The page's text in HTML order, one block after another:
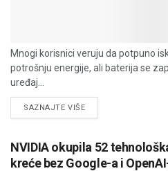
Mnogi korisnici veruju da potpuno
potrošnju energije, ali baterija se
uređaj...
SAZNAJTE VIŠEDETAILS
NVIDIA okupila 52
kreće bez Google-a i